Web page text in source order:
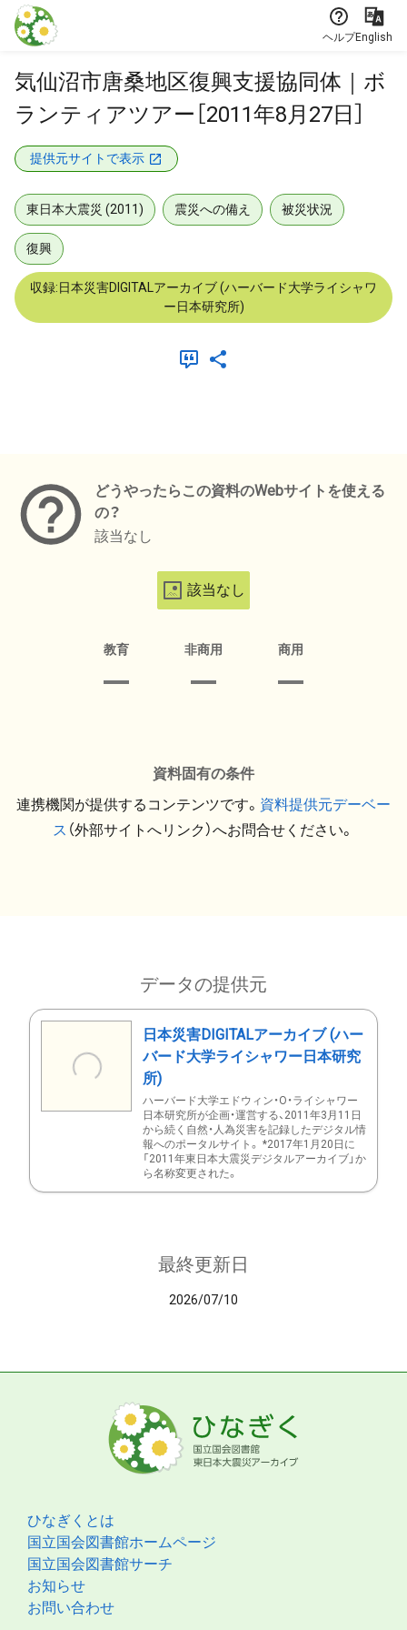
本文に飛ぶ
ヘルプEnglish
気仙沼市唐桑地区復興支援協同体｜ボ
ランティアツアー［2011年8月27日］
提供元サイトで表示
東日本大震災 (2011) 震災への備え 被災状況
復興
収録:日本災害DIGITALアーカイブ (ハーバード大学ライシャワ
ー日本研究所)
どうやったらこの資料のWebサイトを使える
の？
該当なし
該当なし
教育 非商用 商用
資料固有の条件
連携機関が提供するコンテンツです。 資料提供元デーベー
ス （外部サイトへリンク）へお問合せください。
データの提供元
日本災害DIGITALアーカイブ (ハー
バード大学ライシャワー日本研究
所)
ハーバード大学エドウィン・O・ライシャワー
日本研究所が企画・運営する、2011年3月11日
から続く自然・人為災害を記録したデジタル情
報へのポータルサイト。 *2017年1月20日に
「2011年東日本大震災デジタルアーカイブ」か
ら名称変更された。
最終更新日
2026/07/10
ひなぎくとは
国立国会図書館ホームページ
国立国会図書館サーチ
お知らせ
お問い合わせ